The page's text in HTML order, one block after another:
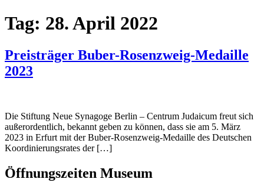
Tag: 28. April 2022
Preisträger Buber-Rosenzweig-Medaille
2023
Die Stiftung Neue Synagoge Berlin – Centrum Judaicum freut sich
außerordentlich, bekannt geben zu können, dass sie am 5. März
2023 in Erfurt mit der Buber-Rosenzweig-Medaille des Deutschen
Koordinierungsrates der […]
Öffnungszeiten Museum